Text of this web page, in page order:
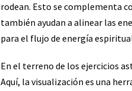
rodean. Esto se complementa
también ayudan a alinear las
para el flujo de energía
En el terreno de los ejercicios
Aquí, la visualización es una